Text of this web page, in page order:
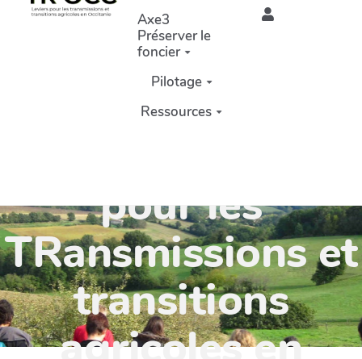
Axe3
Préserver le
foncier
Pilotage
Ressources
pour les
TRansmissions et
transitions